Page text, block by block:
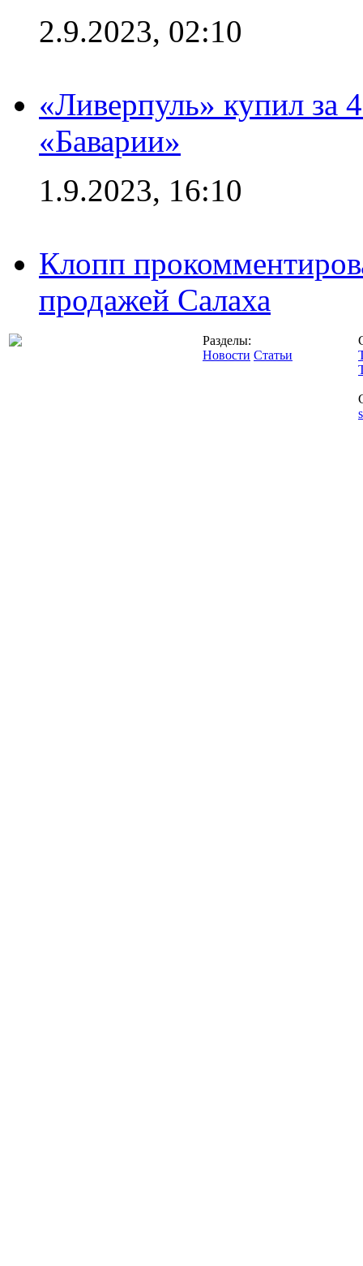
2.9.2023, 02:10
«Ливерпуль» купил за
«Баварии»
1.9.2023, 16:10
Клопп
продажей Салаха
Разделы:
Новости Статьи